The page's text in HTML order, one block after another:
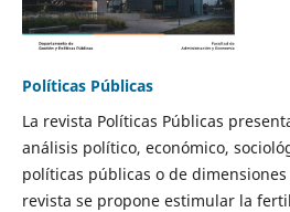
Políticas Públicas
La revista Políticas Públicas
análisis político, económico,
políticas públicas o de
revista se propone estimular la